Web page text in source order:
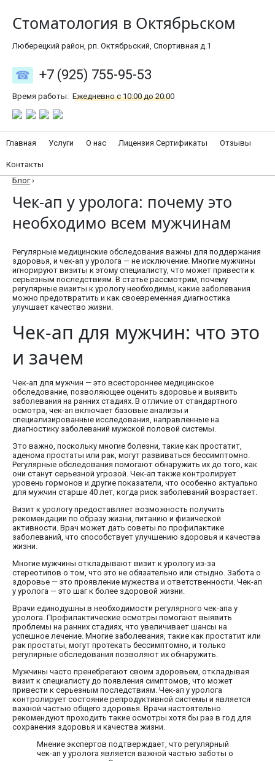
Стоматология в Октябрьском
Люберецкий район, рп. Октябрьский, Спортивная д.1
+7 (925) 755-95-53
Время работы: Ежедневно с 10:00 до 20:00
Главная Услуги О нас Лицензия Сертификаты Отзывы
Контакты
Блог ›
Чек-ап у уролога: почему это
необходимо всем мужчинам
Регулярные медицинские обследования важны для поддержания
здоровья, и чек-ап у уролога — не исключение. Многие мужчины
игнорируют визиты к этому специалисту, что может привести к
серьезным последствиям. В статье рассмотрим, почему
регулярные визиты к урологу необходимы, какие заболевания
можно предотвратить и как своевременная диагностика
улучшает качество жизни.
Чек-ап для мужчин: что это
и зачем
Чек-ап для мужчин — это всестороннее медицинское
обследование, позволяющее оценить здоровье и выявить
заболевания на ранних стадиях. В отличие от стандартного
осмотра, чек-ап включает базовые анализы и
специализированные исследования, направленные на
диагностику заболеваний мужской половой системы.
Это важно, поскольку многие болезни, такие как простатит,
аденома простаты или рак, могут развиваться бессимптомно.
Регулярные обследования помогают обнаружить их до того, как
они станут серьезной угрозой. Чек-ап также контролирует
уровень гормонов и другие показатели, что особенно актуально
для мужчин старше 40 лет, когда риск заболеваний возрастает.
Визит к урологу предоставляет возможность получить
рекомендации по образу жизни, питанию и физической
активности. Врач может дать советы по профилактике
заболеваний, что способствует улучшению здоровья и качества
жизни.
Многие мужчины откладывают визит к урологу из-за
стереотипов о том, что это не обязательно или стыдно. Забота о
здоровье — это проявление мужества и ответственности. Чек-ап
у уролога — это шаг к более здоровой жизни.
Врачи единодушны в необходимости регулярного чек-апа у
уролога. Профилактические осмотры помогают выявить
проблемы на ранних стадиях, что увеличивает шансы на
успешное лечение. Многие заболевания, такие как простатит или
рак простаты, могут протекать бессимптомно, и только
регулярные обследования позволяют их обнаружить.
Мужчины часто пренебрегают своим здоровьем, откладывая
визит к специалисту до появления симптомов, что может
привести к серьезным последствиям. Чек-ап у уролога
контролирует состояние репродуктивной системы и является
важной частью общего здоровья. Врачи настоятельно
рекомендуют проходить такие осмотры хотя бы раз в год для
сохранения здоровья и качества жизни.
Мнение экспертов подтверждает, что регулярный
чек-ап у уролога является важной частью заботы о